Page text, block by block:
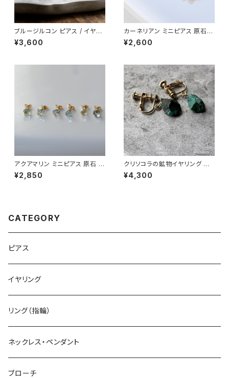
ブルージルコン ピアス / イヤリ
ング アレルギー対応 アレルギー
対応 原石 鉱物 パワーストーン
¥3,600
カーネリアン ミニピアス 原石
鉱物 天然石 シンプル 仕事 オフ
ィス 通勤 小さい アクセサリー
¥2,600
アクアマリン ミニピアス 原石 鉱
物 天然石 シンプル 仕事 オフィ
ス 通勤 小さい アクセサリー パ
¥2,850
クリソコラの鉱物イヤリング 一
点もの 原石 天然石 ハンドメイ
ド アクセサリー パワーストーン
¥4,300
CATEGORY
ピアス
イヤリング
リング（指輪）
ネックレス・ペンダント
ブローチ